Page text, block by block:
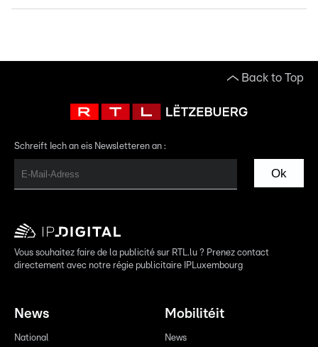
Back to Top
Schreift Iech an eis Newsletteren an :
Ok
Vous souhaitez faire de la publicité sur RTL.lu ? Prenez contact
directement avec notre régie publicitaire IPLuxembourg
News
National
Mobilitéit
News